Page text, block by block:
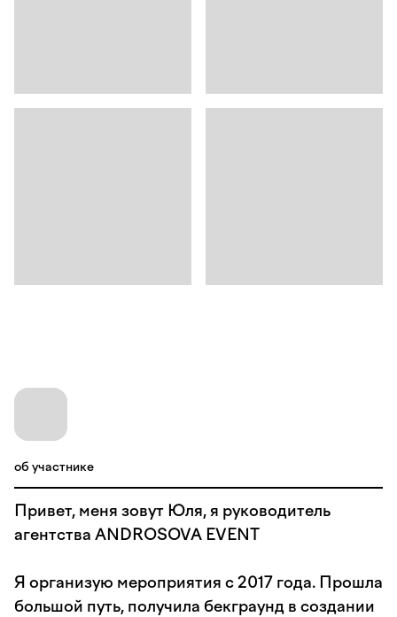
об участнике
Привет, меня зовут Юля, я руководитель
агентства ANDROSOVA EVENT
Я организую мероприятия с 2017 года. Прошла
большой путь, получила бекграунд в создании